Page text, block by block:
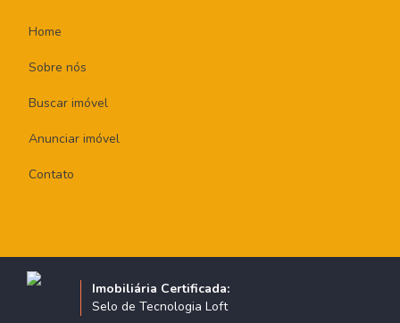
Home
Sobre nós
Buscar imóvel
Anunciar imóvel
Contato
Imobiliária Certificada:
Selo de Tecnologia Loft